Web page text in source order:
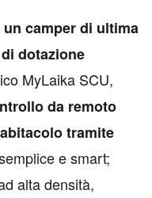
camper di ultima
dotazione
MyLaika SCU,
da remoto
tramite
e smart;
alta densità,